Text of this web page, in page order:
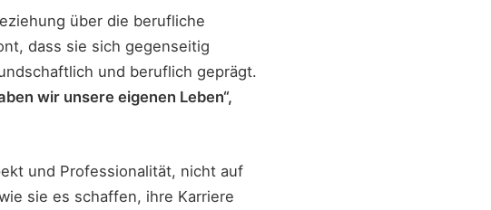
über die berufliche
dass sie sich gegenseitig
und beruflich geprägt.
wir unsere eigenen Leben“,
und Professionalität, nicht auf
sie es schaffen, ihre Karriere